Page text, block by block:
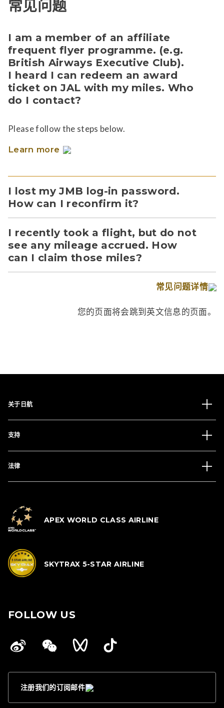
常见问题
I am a member of an affiliate
frequent flyer programme. (e.g.
British Airways Executive Club).
I heard I can redeem an award
ticket on JAL with my miles. Who
do I contact?
Please follow the steps below.
Learn more
I lost my JMB log-in password.
How can I reconfirm it?
I recently took a flight, but do not
see any mileage accrued. How
can I claim those miles?
常见问题详情
您的页面将会跳到英文信息的页面。
关于日航
支持
法律
APEX WORLD CLASS AIRLINE
SKYTRAX 5-STAR AIRLINE
FOLLOW US
注册我们的订阅邮件